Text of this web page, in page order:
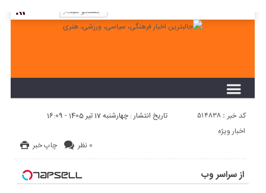
برويد و منوي خود را ايجاد كنيد!
کد خبر : 514838 تاریخ انتشار : چهارشنبه 17 تیر 1405 - 16:09
چاپ خبر 0 نظر
اخبار ویژه
از سراسر وب